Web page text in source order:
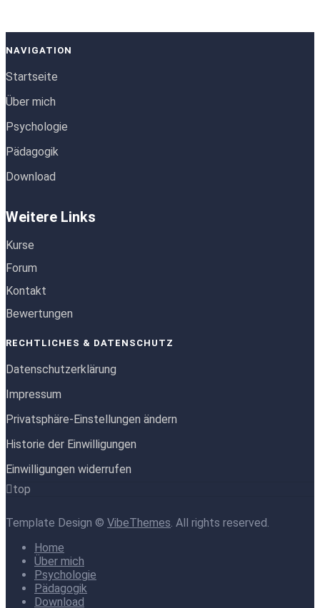
NAVIGATION
Startseite
Über mich
Psychologie
Pädagogik
Download
Weitere Links
Kurse
Forum
Kontakt
Bewertungen
RECHTLICHES & DATENSCHUTZ
Datenschutzerklärung
Impressum
Privatsphäre-Einstellungen ändern
Historie der Einwilligungen
Einwilligungen widerrufen
top
Template Design © VibeThemes . All rights reserved.
Home
Über mich
Psychologie
Pädagogik
Download